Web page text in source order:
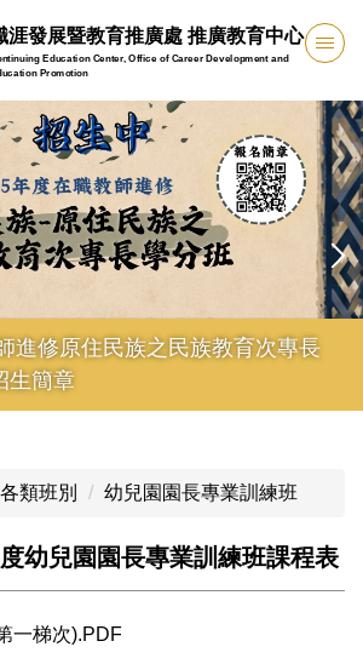
涯發展暨教育推廣處 推廣教育中心
Education Center, Office of Career Development and
Promotion
進修原住民族之民族教育次專長
生簡章
類班別 幼兒園園長專業訓練班
度幼兒園園長專業訓練班課程表
一梯次).PDF